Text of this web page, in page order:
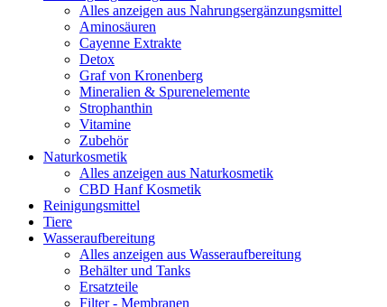
Alles anzeigen aus Nahrungsergänzungsmittel
Aminosäuren
Cayenne Extrakte
Detox
Graf von Kronenberg
Mineralien & Spurenelemente
Strophanthin
Vitamine
Zubehör
Naturkosmetik
Alles anzeigen aus Naturkosmetik
CBD Hanf Kosmetik
Reinigungsmittel
Tiere
Wasseraufbereitung
Alles anzeigen aus Wasseraufbereitung
Behälter und Tanks
Ersatzteile
Filter - Membranen